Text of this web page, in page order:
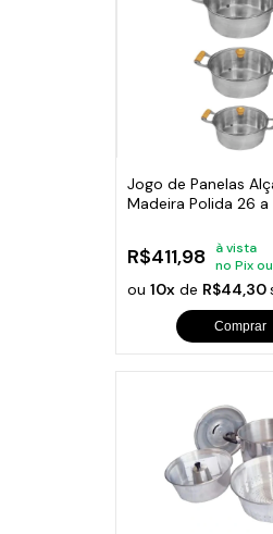
Jogo de Panelas
Madeira Polida 26
R$411,98
à vista
no Pix
ou10x de R$44,30
Comprar